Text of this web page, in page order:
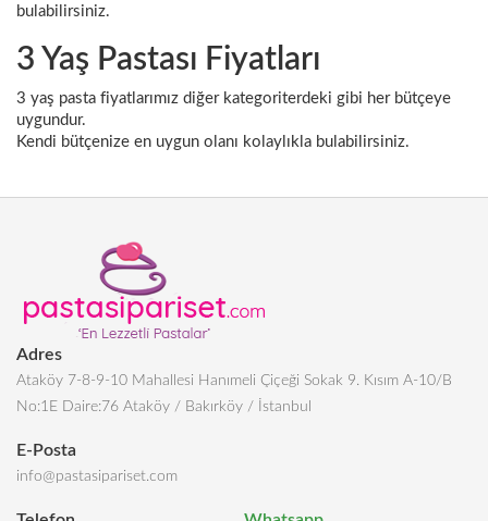
bulabilirsiniz.
3 Yaş Pastası Fiyatları
3 yaş pasta fiyatlarımız diğer kategoriterdeki gibi her bütçeye
uygundur.
Kendi bütçenize en uygun olanı kolaylıkla bulabilirsiniz.
Adres
Ataköy 7-8-9-10 Mahallesi Hanımeli Çiçeği Sokak 9. Kısım A-10/B
No:1E Daire:76 Ataköy / Bakırköy / İstanbul
E-Posta
info@pastasipariset.com